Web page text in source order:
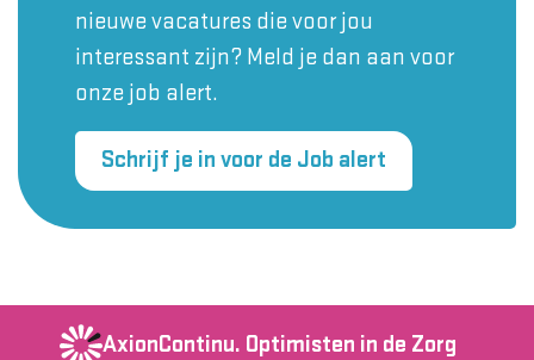
nieuwe vacatures die voor jou
interessant zijn? Meld je dan aan voor
onze job alert.
Schrijf je in voor de Job alert
AxionContinu. Optimisten in de Zorg